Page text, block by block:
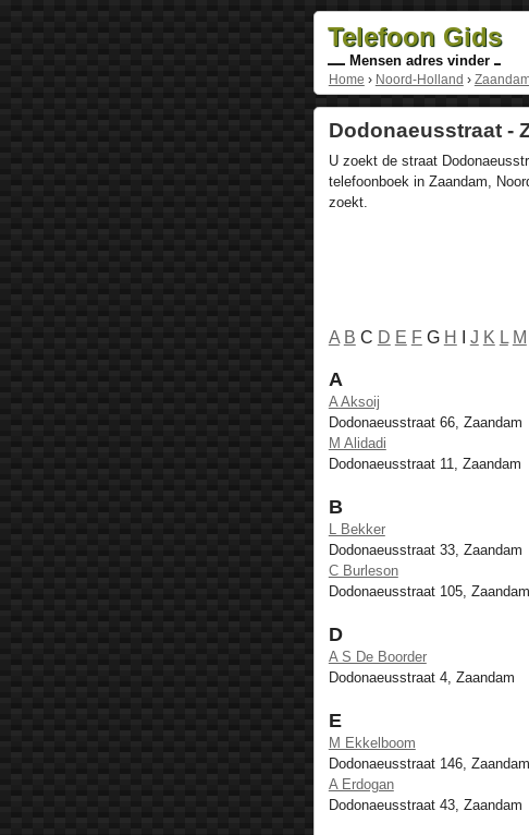
Telefoon Gids
Mensen adres vinder
Home › Noord-Holland ›
Dodonaeusstraat -
U zoekt de straat
telefoonboek in Zaandam,
zoekt.
A B C D E F G H J K L M
A
A Aksoij
Dodonaeusstraat 66, Zaandam
M Alidadi
Dodonaeusstraat 11, Zaandam
B
L Bekker
Dodonaeusstraat 33, Zaandam
C Burleson
Dodonaeusstraat 105, Zaandam
D
A S De Boorder
Dodonaeusstraat 4, Zaandam
E
M Ekkelboom
Dodonaeusstraat 146, Zaandam
A Erdogan
Dodonaeusstraat 43, Zaandam